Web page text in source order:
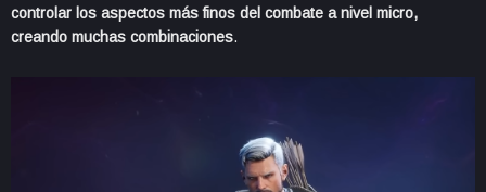
controlar los aspectos más finos del combate a nivel micro,
creando muchas combinaciones.